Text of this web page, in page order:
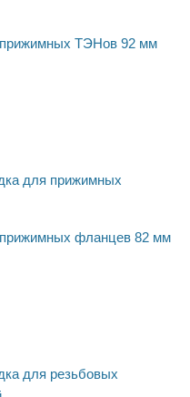
прижимных ТЭНов 92 мм
прижимных фланцев 82 мм